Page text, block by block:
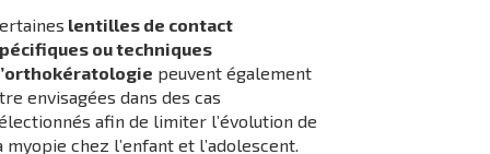
lentilles de contact
ou techniques
peuvent également
envisagées dans des cas
afin de limiter l’évolution de
myopie chez l’enfant et l’adolescent.